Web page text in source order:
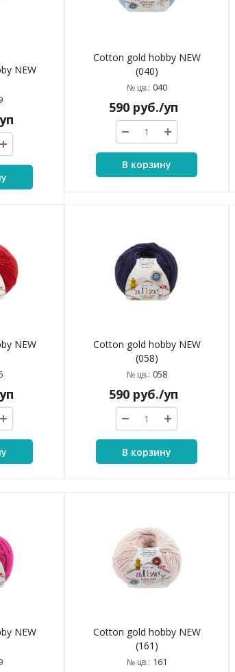
NEW
Cotton gold hobby NEW
(040)
№ цв.: 040
590руб./уп
В корзину
NEW
Cotton gold hobby NEW
(058)
№ цв.: 058
590руб./уп
В корзину
NEW
Cotton gold hobby NEW
(161)
№ цв.: 161